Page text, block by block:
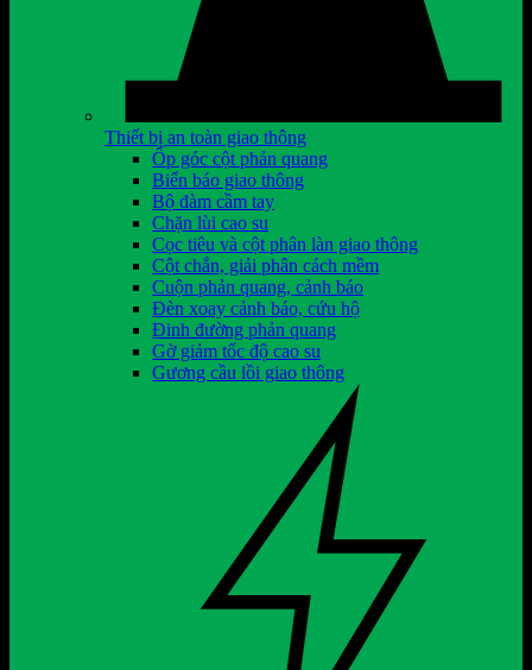
Thiết bị an toàn giao thông
Ốp góc cột phản quang
Biển báo giao thông
Bộ đàm cầm tay
Chặn lùi cao su
Cọc tiêu và cột phân làn giao thông
Cột chắn, giải phân cách mềm
Cuộn phản quang, cảnh báo
Đèn xoay cảnh báo, cứu hộ
Đinh đường phản quang
Gờ giảm tốc độ cao su
Gương cầu lồi giao thông